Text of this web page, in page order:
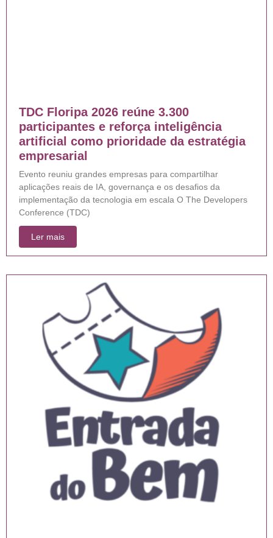
TDC Floripa 2026 reúne 3.300
participantes e reforça inteligência
artificial como prioridade da estratégia
empresarial
Evento reuniu grandes empresas para compartilhar
aplicações reais de IA, governança e os desafios da
implementação da tecnologia em escala O The Developers
Conference (TDC)
Ler mais